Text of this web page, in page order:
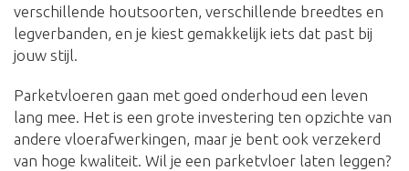
verschillende houtsoorten, verschillende breedtes en
legverbanden, en je kiest gemakkelijk iets dat past bij
jouw stijl.
Parketvloeren gaan met goed onderhoud een leven
lang mee. Het is een grote investering ten opzichte van
andere vloerafwerkingen, maar je bent ook verzekerd
van hoge kwaliteit. Wil je een parketvloer laten leggen?